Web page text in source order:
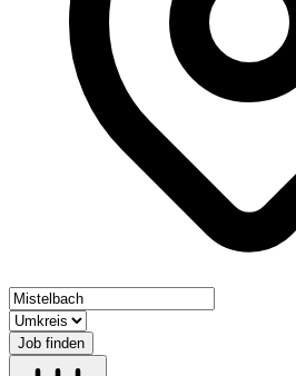
Job finden